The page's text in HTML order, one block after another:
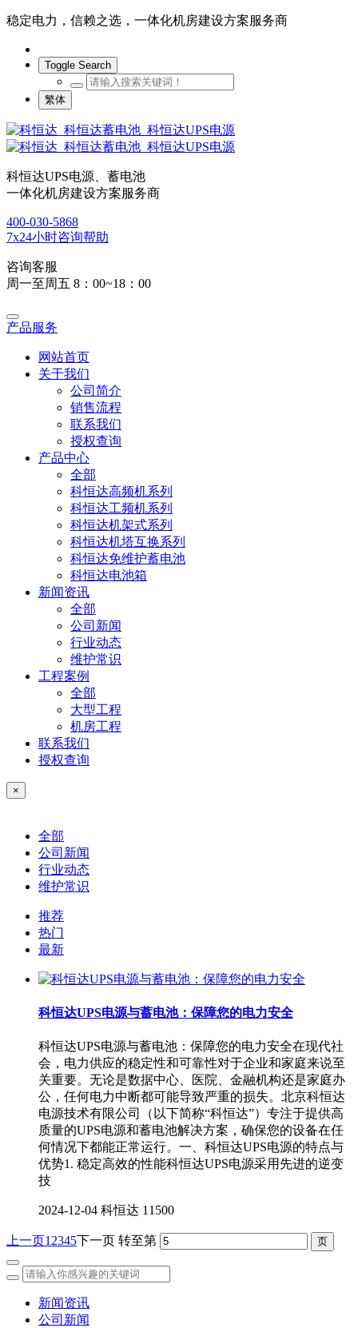
稳定电力，信赖之选，一体化机房建设方案服务商
Toggle Search
繁体
科恒达UPS电源、蓄电池
一体化机房建设方案服务商
400-030-5868
7x24小时咨询帮助
咨询客服
周一至周五 8：00~18：00
产品服务
网站首页
关于我们
公司简介
销售流程
联系我们
授权查询
产品中心
全部
科恒达高频机系列
科恒达工频机系列
科恒达机架式系列
科恒达机塔互换系列
科恒达免维护蓄电池
科恒达电池箱
新闻资讯
全部
公司新闻
行业动态
维护常识
工程案例
全部
大型工程
机房工程
联系我们
授权查询
×
全部
公司新闻
行业动态
维护常识
推荐
热门
最新
科恒达UPS电源与蓄电池：保障您的电力安全
科恒达UPS电源与蓄电池：保障您的电力安全在现代社
会，电力供应的稳定性和可靠性对于企业和家庭来说至
关重要。无论是数据中心、医院、金融机构还是家庭办
公，任何电力中断都可能导致严重的损失。北京科恒达
电源技术有限公司（以下简称“科恒达”）专注于提供高
质量的UPS电源和蓄电池解决方案，确保您的设备在任
何情况下都能正常运行。一、科恒达UPS电源的特点与
优势1. 稳定高效的性能科恒达UPS电源采用先进的逆变
技
2024-12-04 科恒达 11500
上一页1 2345下一页 转至第
新闻资讯
公司新闻